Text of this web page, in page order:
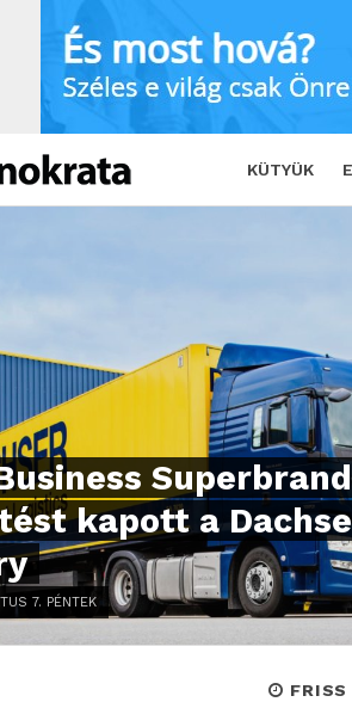
KÜTYÜK
kapott a
7. PÉNTEK
FRISS